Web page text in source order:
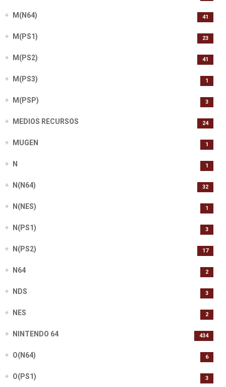
M(N64) 41
M(PS1) 23
M(PS2) 41
M(PS3) 1
M(PSP) 3
MEDIOS RECURSOS 24
MUGEN 1
N 1
N(N64) 32
N(NES) 1
N(PS1) 3
N(PS2) 17
N64 2
NDS 3
NES 2
NINTENDO 64 434
O(N64) 6
O(PS1) 3